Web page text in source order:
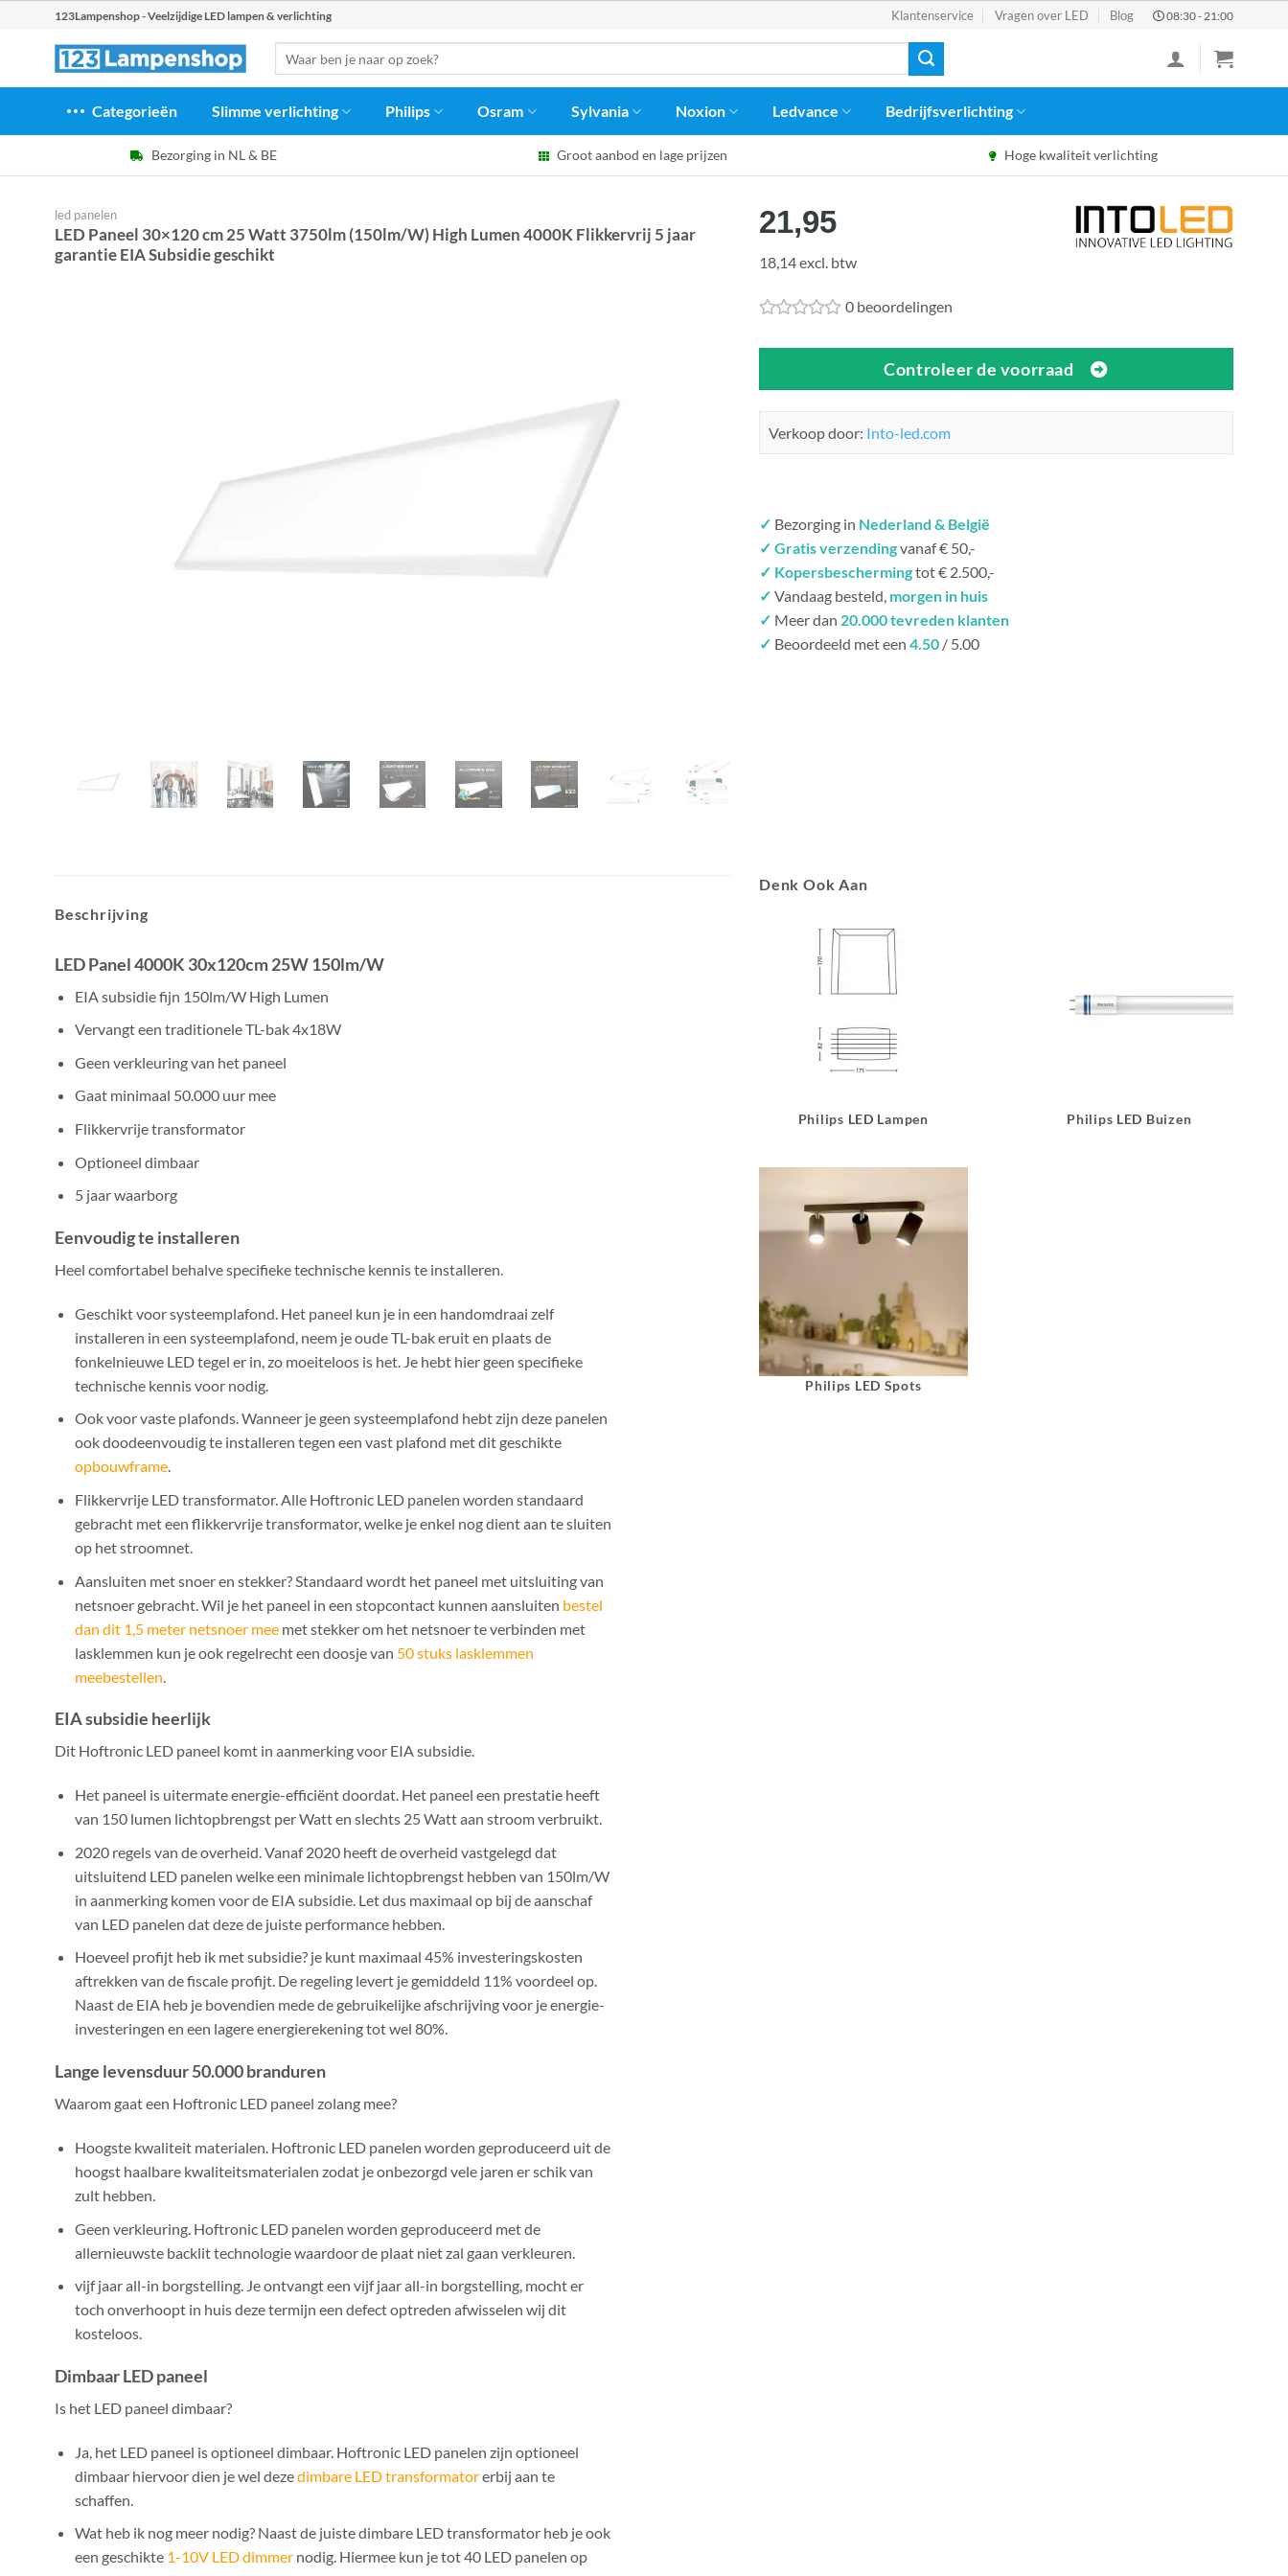
123Lampenshop - Veelzijdige LED lampen & verlichting Klantenservice Vragen over LED Blog 08:30 - 21:00
naar:
Categorieën Slimme verlichting Philips Osram Sylvania Noxion Ledvance Bedrijfsverlichting
Bezorging in NL & BE Groot aanbod en lage prijzen Hoge kwaliteit verlichting
led panelen
LED Paneel 30×120 cm 25 Watt 3750lm (150lm/W) High Lumen 4000K Flikkervrij 5 jaar
garantie EIA Subsidie geschikt
21,95
18,14 excl. btw
0 beoordelingen
Controleer de voorraad
Verkoop door: Into-led.com
✓ Bezorging in Nederland & België
✓ Gratis verzendingvanaf € 50,-
✓ Kopersbeschermingtot € 2.500,-
✓ Vandaag besteld, morgen in huis
✓ Meer dan 20.000 tevreden klanten
✓ Beoordeeld met een 4.50 / 5.00
Beschrijving
LED Panel 4000K 30x120cm 25W 150lm/W
EIA subsidie fijn 150lm/W High Lumen
Vervangt een traditionele TL-bak 4x18W
Geen verkleuring van het paneel
Gaat minimaal 50.000 uur mee
Flikkervrije transformator
Optioneel dimbaar
5 jaar waarborg
Eenvoudig te installeren
Heel comfortabel behalve specifieke technische kennis te installeren.
Geschikt voor systeemplafond. Het paneel kun je in een handomdraai zelf
installeren in een systeemplafond, neem je oude TL-bak eruit en plaats de
fonkelnieuwe LED tegel er in, zo moeiteloos is het. Je hebt hier geen specifieke
technische kennis voor nodig.
Ook voor vaste plafonds. Wanneer je geen systeemplafond hebt zijn deze panelen
ook doodeenvoudig te installeren tegen een vast plafond met dit geschikte
opbouwframe.
Flikkervrije LED transformator. Alle Hoftronic LED panelen worden standaard
gebracht met een flikkervrije transformator, welke je enkel nog dient aan te sluiten
op het stroomnet.
Aansluiten met snoer en stekker? Standaard wordt het paneel met uitsluiting van
netsnoer gebracht. Wil je het paneel in een stopcontact kunnen aansluiten bestel
dan dit 1,5 meter netsnoer meemet stekker om het netsnoer te verbinden met
lasklemmen kun je ook regelrecht een doosje van 50 stuks lasklemmen
meebestellen
EIA subsidie heerlijk
Dit Hoftronic LED paneel komt in aanmerking voor EIA subsidie.
Het paneel is uitermate energie-efficiënt doordat. Het paneel een prestatie heeft
van 150 lumen lichtopbrengst per Watt en slechts 25 Watt aan stroom verbruikt.
2020 regels van de overheid. Vanaf 2020 heeft de overheid vastgelegd dat
uitsluitend LED panelen welke een minimale lichtopbrengst hebben van 150lm/W
in aanmerking komen voor de EIA subsidie. Let dus maximaal op bij de aanschaf
van LED panelen dat deze de juiste performance hebben.
Hoeveel profijt heb ik met subsidie? je kunt maximaal 45% investeringskosten
aftrekken van de fiscale profijt. De regeling levert je gemiddeld 11% voordeel op.
Naast de EIA heb je bovendien mede de gebruikelijke afschrijving voor je energie-
investeringen en een lagere energierekening tot wel 80%.
Lange levensduur 50.000 branduren
Waarom gaat een Hoftronic LED paneel zolang mee?
Hoogste kwaliteit materialen. Hoftronic LED panelen worden geproduceerd uit de
hoogst haalbare kwaliteitsmaterialen zodat je onbezorgd vele jaren er schik van
zult hebben.
Geen verkleuring. Hoftronic LED panelen worden geproduceerd met de
allernieuwste backlit technologie waardoor de plaat niet zal gaan verkleuren.
vijf jaar all-in borgstelling. Je ontvangt een vijf jaar all-in borgstelling, mocht er
toch onverhoopt in huis deze termijn een defect optreden afwisselen wij dit
kosteloos.
Dimbaar LED paneel
Is het LED paneel dimbaar?
Ja, het LED paneel is optioneel dimbaar. Hoftronic LED panelen zijn optioneel
dimbaar hiervoor dien je wel dezedimbare LED transformatorerbij aan te
schaffen.
Wat heb ik nog meer nodig? Naast de juiste dimbare LED transformator heb je ook
een geschikte 1-10V LED dimmernodig. Hiermee kun je tot 40 LED panelen op
Denk Ook Aan
Philips LED Lampen Philips LED Buizen
Philips LED Spots